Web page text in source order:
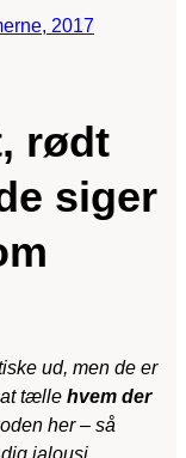
2017
rødt
siger
ud, men de er
at tælle hvem der
her – så